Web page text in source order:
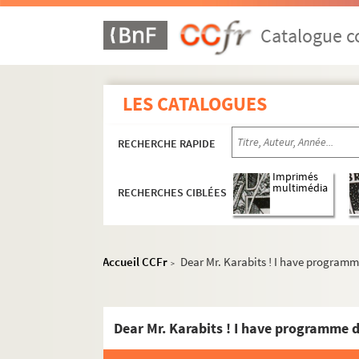
Catalogue
LES CATALOGUES
RECHERCHE RAPIDE
RECHERCHES CIBLÉES
Imprimés
multimédia
Accueil CCFr > Dear Mr. Karabits ! I have
Dear Mr. Karabits ! I have
I) Correspondance
MS Correspondance 1
MS Correspondance 2
Lieber Claude, Mitte und Ende-
Bonsoir Madame, C'est avec
Bonjour Claude Lefebvre, Merci